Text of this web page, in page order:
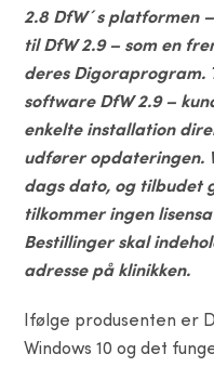
2.8 DfW´s platformen
til DfW 2.9 – som en
deres Digoraprogram.
software DfW 2.9 –
enkelte installation
udfører opdateringen.
dags dato, og tilbudet
tilkommer ingen
Bestillinger skal
adresse på klinikken.
Ifølge produsenten er
Windows 10 og det